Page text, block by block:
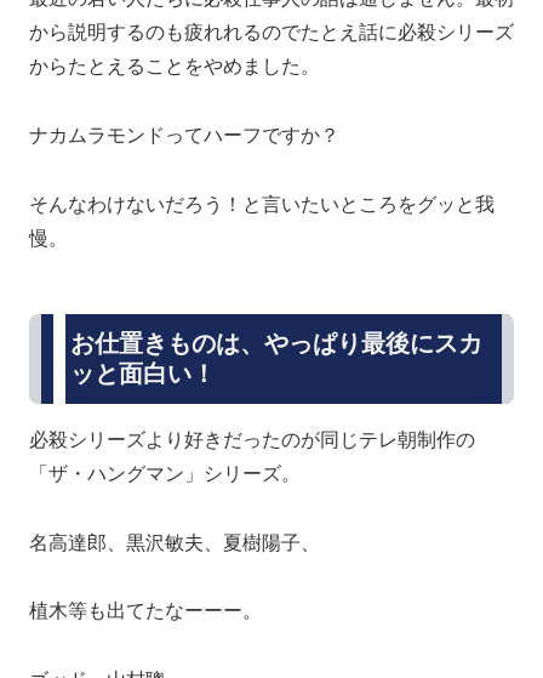
から説明するのも疲れれるのでたとえ話に必殺シリーズ
からたとえることをやめました。
ナカムラモンドってハーフですか？
そんなわけないだろう！と言いたいところをグッと我
慢。
お仕置きものは、やっぱり最後にスカ
ッと面白い！
必殺シリーズより好きだったのが同じテレ朝制作の
「ザ・ハングマン」シリーズ。
名高達郎、黒沢敏夫、夏樹陽子、
植木等も出てたなーーー。